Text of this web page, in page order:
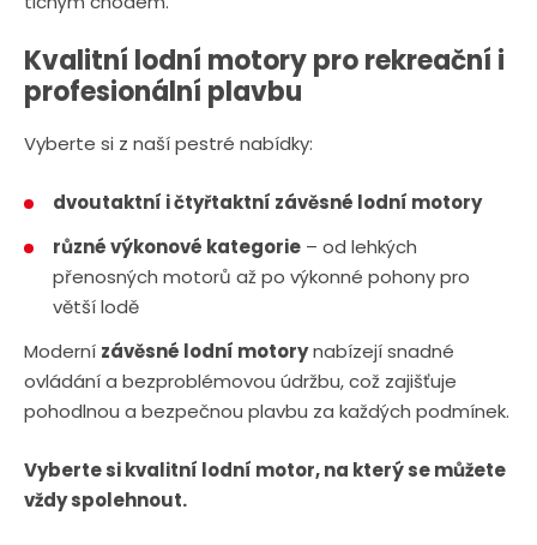
Kvalitní lodní motory pro rekreační i
profesionální plavbu
Vyberte si z naší pestré nabídky:
dvoutaktní i čtyřtaktní závěsné lodní motory
různé výkonové kategorie– od lehkých
přenosných motorů až po výkonné pohony pro
větší lodě
Moderní závěsné lodní motorynabízejí snadné
ovládání a bezproblémovou údržbu, což zajišťuje
pohodlnou a bezpečnou plavbu za každých podmínek.
Vyberte si kvalitní lodní motor, na který se můžete
vždy spolehnout.